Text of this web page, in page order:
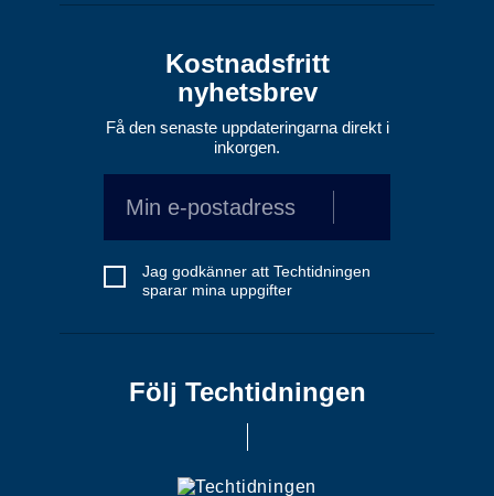
Kostnadsfritt
nyhetsbrev
Få den senaste uppdateringarna direkt i
inkorgen.
Jag godkänner att Techtidningen
sparar mina uppgifter
Följ Techtidningen